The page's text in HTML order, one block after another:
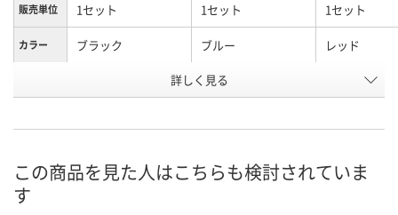
販売単位 1セット 1セット 1セット
カラー ブラック ブルー レッド
AH61412 AH61413
8月31日（月）予定
詳しく見る
この商品を見た人はこちらも検討されていま
す